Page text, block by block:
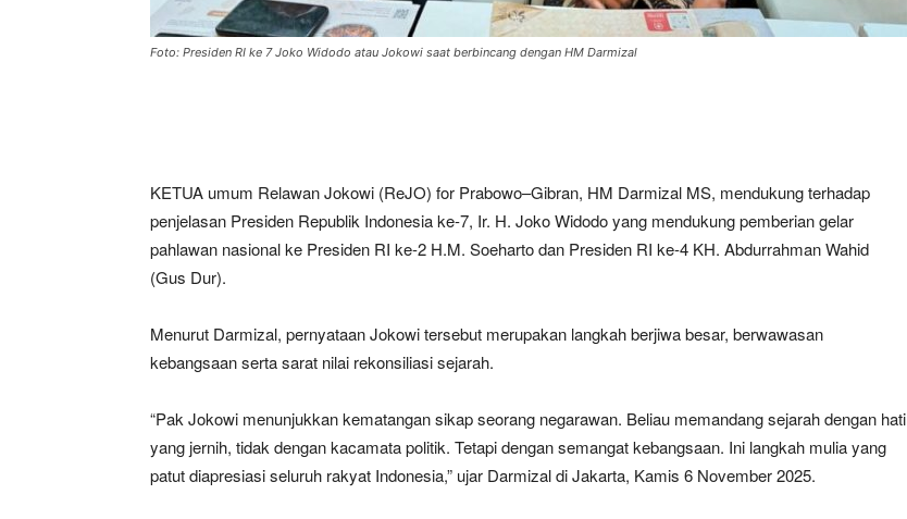
Foto: Presiden RI ke 7 Joko Widodo atau Jokowi saat berbincang dengan HM Darmizal
KETUA umum Relawan Jokowi (ReJO) for Prabowo–Gibran, HM Darmizal MS, mendukung terhadap
penjelasan Presiden Republik Indonesia ke-7, Ir. H. Joko Widodo yang mendukung pemberian gelar
pahlawan nasional ke Presiden RI ke-2 H.M. Soeharto dan Presiden RI ke-4 KH. Abdurrahman Wahid
(Gus Dur).
Menurut Darmizal, pernyataan Jokowi tersebut merupakan langkah berjiwa besar, berwawasan
kebangsaan serta sarat nilai rekonsiliasi sejarah.
“Pak Jokowi menunjukkan kematangan sikap seorang negarawan. Beliau memandang sejarah dengan hati
yang jernih, tidak dengan kacamata politik. Tetapi dengan semangat kebangsaan. Ini langkah mulia yang
patut diapresiasi seluruh rakyat Indonesia,” ujar Darmizal di Jakarta, Kamis 6 November 2025.